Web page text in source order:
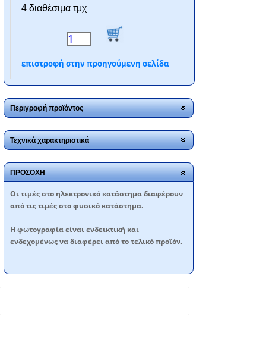
4 διαθέσιμα τμχ
επιστροφή στην προηγούμενη σελίδα
Περιγραφή προϊόντος
Τεχνικά χαρακτηριστικά
ΠΡΟΣΟΧΗ
Oι τιμές στο ηλεκτρονικό κατάστημα διαφέρουν
από τις τιμές στο φυσικό κατάστημα.
Η φωτογραφία είναι ενδεικτική και
ενδεχομένως να διαφέρει από το τελικό προϊόν.